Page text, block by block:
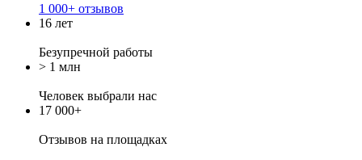
1 000+ отзывов
16 лет
Безупречной работы
> 1 млн
Человек выбрали нас
17 000+
Отзывов на площадках